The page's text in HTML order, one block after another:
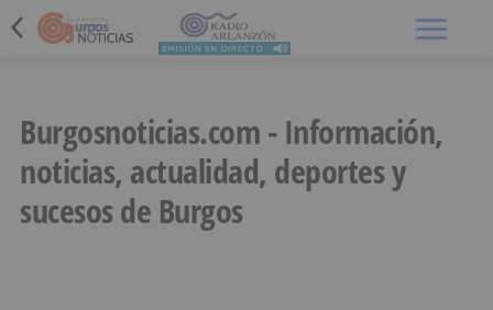
Burgosnoticias.com - Información,
noticias, actualidad, deportes y
sucesos de Burgos